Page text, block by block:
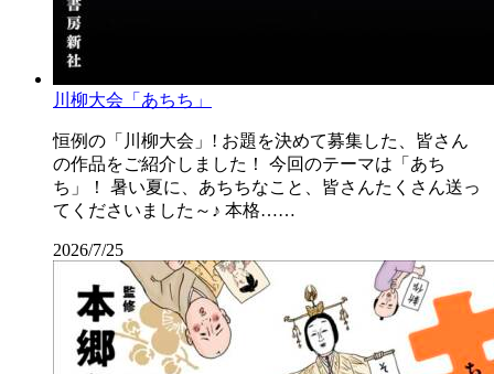
川柳大会「あちち」
恒例の「川柳大会」! お題を決めて募集した、皆さん
の作品をご紹介しました！ 今回のテーマは「あち
ち」！ 暑い夏に、あちちなこと、皆さんたくさん送っ
てくださいました～♪ 本格……
2026/7/25